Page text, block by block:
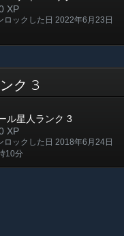
XP
ロックした日 2022年6月23日
ク 3
ル星人ランク 3
XP
ロックした日 2018年6月24日
10分